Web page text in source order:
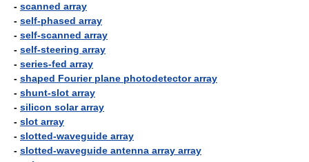
- scanned array
- self-phased array
- self-scanned array
- self-steering array
- series-fed array
- shaped Fourier plane photodetector array
- shunt-slot array
- silicon solar array
- slot array
- slotted-waveguide array
- slotted-waveguide antenna array array